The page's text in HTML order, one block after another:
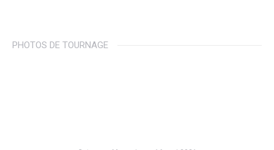
PHOTOS DE TOURNAGE